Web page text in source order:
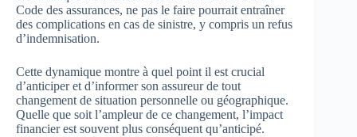
Code des assurances, ne pas le faire pourrait entraîner
des complications en cas de sinistre, y compris un refus
d’indemnisation.
Cette dynamique montre à quel point il est crucial
d’anticiper et d’informer son assureur de tout
changement de situation personnelle ou géographique.
Quelle que soit l’ampleur de ce changement, l’impact
financier est souvent plus conséquent qu’anticipé.